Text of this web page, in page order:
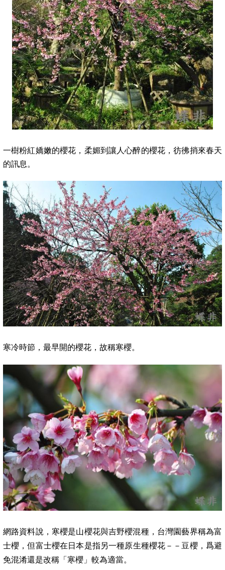
一樹粉紅嬌嫩的櫻花， 柔媚到讓人心醉的櫻花，彷彿捎來春天
的訊息。
寒冷時節，最早開的櫻花，故稱寒櫻。
網路資料說，寒櫻是山櫻花與吉野櫻混種，台灣園藝界稱為富
士櫻，但富士櫻在日本是指另一種原生種櫻花－－豆櫻，爲避
免混淆還是改稱「寒櫻」較為適當。